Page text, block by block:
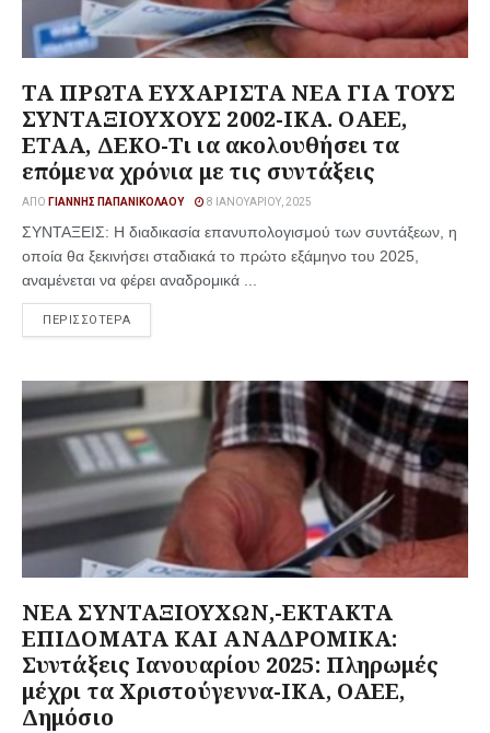
ΤΑ ΠΡΩΤΑ ΕΥΧΑΡΙΣΤΑ ΝΕΑ ΓΙΑ ΤΟΥΣ
ΣΥΝΤΑΞΙΟΥΧΟΥΣ 2002-ΙΚΑ. ΟΑΕΕ,
ΕΤΑΑ, ΔΕΚΟ-Τι ια ακολουθήσει τα
επόμενα χρόνια με τις συντάξεις
ΑΠΌ ΓΙΆΝΝΗΣ ΠΑΠΑΝΙΚΟΛΆΟΥ 8 ΙΑΝΟΥΑΡΊΟΥ, 2025
ΣΥΝΤΑΞΕΙΣ: Η διαδικασία επανυπολογισμού των συντάξεων, η
οποία θα ξεκινήσει σταδιακά το πρώτο εξάμηνο του 2025,
αναμένεται να φέρει αναδρομικά ...
ΠΕΡΙΣΣΟΤΕΡΑ
ΝΕΑ ΣΥΝΤΑΞΙΟΥΧΩΝ,-ΕΚΤΑΚΤΑ
ΕΠΙΔΟΜΑΤΑ ΚΑΙ ΑΝΑΔΡΟΜΙΚΑ:
Συντάξεις Ιανουαρίου 2025: Πληρωμές
μέχρι τα Χριστούγεννα-ΙΚΑ, ΟΑΕΕ,
Δημόσιο